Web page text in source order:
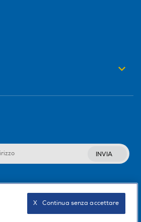
INVIA
X   Continua senza accettare